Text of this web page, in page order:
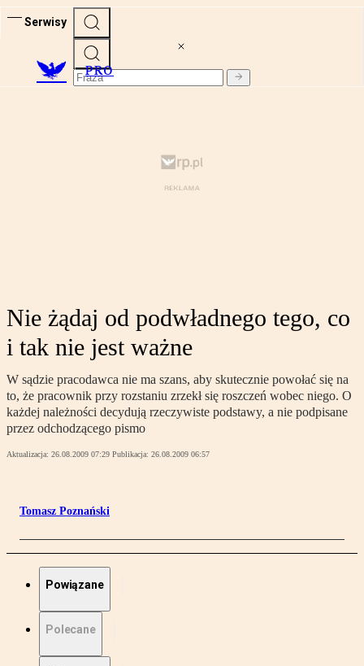
Serwisy
PRO
Nie żądaj od podwładnego tego, co
i tak nie jest ważne
W sądzie pracodawca nie ma szans, aby skutecznie powołać się na
to, że pracownik przy rozstaniu zrzekł się roszczeń wobec niego. O
każdej należności decydują rzeczywiste podstawy, a nie podpisane
przez odchodzącego pismo
Aktualizacja: 26.08.2009 07:29 Publikacja: 26.08.2009 06:57
Tomasz Poznański
Powiązane
Polecane